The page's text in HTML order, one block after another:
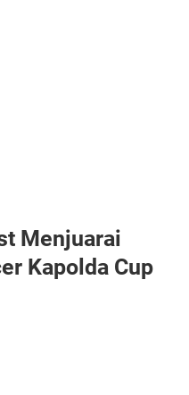
Menjuarai
Kapolda Cup